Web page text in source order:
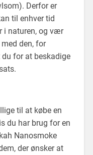
Derfor er
til enhver tid
i naturen, og vær
den, for
for at beskadige
til at købe en
du har brug for en
Nanosmoke
der ønsker at